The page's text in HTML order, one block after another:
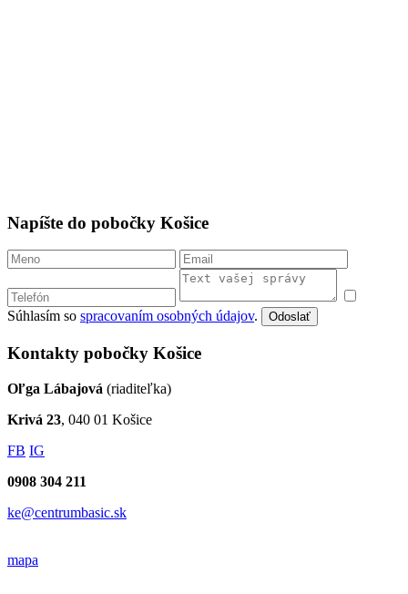
Napíšte do pobočky Košice
Súhlasím so spracovaním osobných údajov. Odoslať
Kontakty pobočky Košice
Oľga Lábajová (riaditeľka)
Krivá 23, 040 01 Košice
FB IG
0908 304 211
ke@centrumbasic.sk
mapa